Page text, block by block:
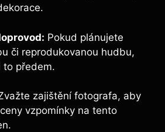
Pokud plánujete
či reprodukovanou hudbu,
to předem.
zajištění fotografa, aby
vzpomínky na tento